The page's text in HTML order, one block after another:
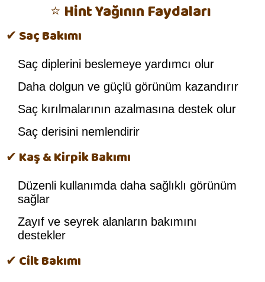
⭐ Hint Yağının Faydaları
✔ Saç Bakımı
Saç diplerini beslemeye yardımcı olur
Daha dolgun ve güçlü görünüm kazandırır
Saç kırılmalarının azalmasına destek olur
Saç derisini nemlendirir
✔ Kaş & Kirpik Bakımı
Düzenli kullanımda daha sağlıklı görünüm
sağlar
Zayıf ve seyrek alanların bakımını
destekler
✔ Cilt Bakımı